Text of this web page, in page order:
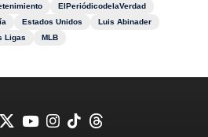
ElPeriódicodelaVerdad
Estados Unidos
Luis Abinader
Ligas MLB